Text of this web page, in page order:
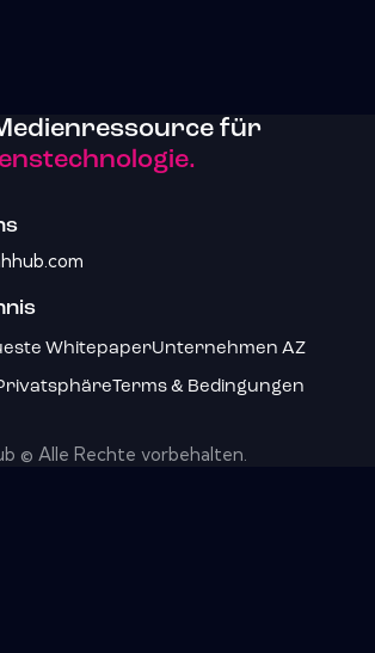
für
WhitepaperUnternehmen AZ
Terms & Bedingungen
© Alle Rechte vorbehalten.